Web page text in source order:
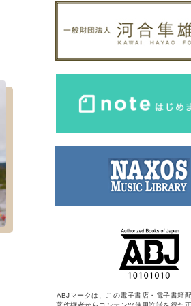
ABJマークは、この電子書店・電子書籍配